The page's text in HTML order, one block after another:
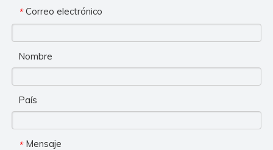
* Correo electrónico
Nombre
País
* Mensaje